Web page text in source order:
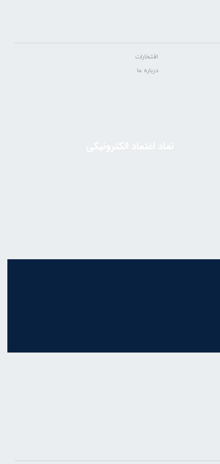
افتخارات
درباره ما